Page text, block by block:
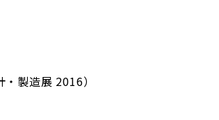
製造展 2016）